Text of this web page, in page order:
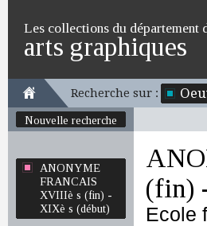
Les collections du département
arts graphiques
Recherche sur :
Nouvelle recherche
ANONYME
FRANCAIS
XVIIIè s (fin) -
XIXè s (début)
(fin)
Ecole